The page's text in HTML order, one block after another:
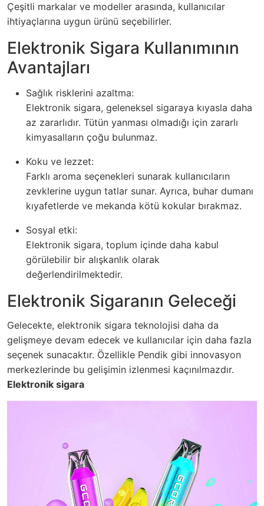
Çeşitli markalar ve modeller arasında, kullanıcılar
ihtiyaçlarına uygun ürünü seçebilirler.
Elektronik Sigara Kullanımının
Avantajları
Sağlık risklerini azaltma:
Elektronik sigara, geleneksel sigaraya kıyasla daha
az zararlıdır. Tütün yanması olmadığı için zararlı
kimyasalların çoğu bulunmaz.
Koku ve lezzet:
Farklı aroma seçenekleri sunarak kullanıcıların
zevklerine uygun tatlar sunar. Ayrıca, buhar dumanı
kıyafetlerde ve mekanda kötü kokular bırakmaz.
Sosyal etki:
Elektronik sigara, toplum içinde daha kabul
görülebilir bir alışkanlık olarak
değerlendirilmektedir.
Elektronik Sigaranın Geleceği
Gelecekte, elektronik sigara teknolojisi daha da
gelişmeye devam edecek ve kullanıcılar için daha fazla
seçenek sunacaktır. Özellikle Pendik gibi innovasyon
merkezlerinde bu gelişimin izlenmesi kaçınılmazdır.
Elektronik sigara